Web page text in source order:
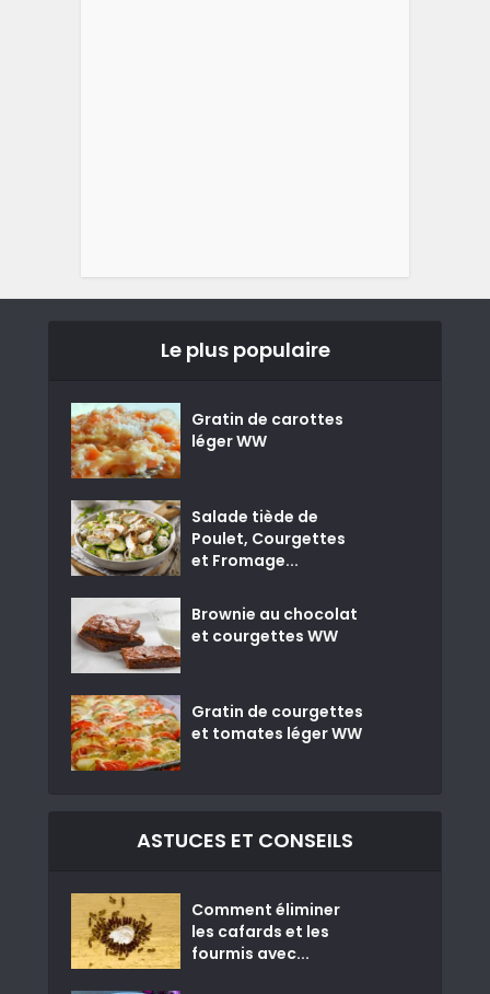
Le plus populaire
Gratin de carottes
léger WW
Salade tiède de
Poulet, Courgettes
et Fromage...
Brownie au chocolat
et courgettes WW
Gratin de courgettes
et tomates léger WW
ASTUCES ET CONSEILS
Comment éliminer
les cafards et les
fourmis avec...